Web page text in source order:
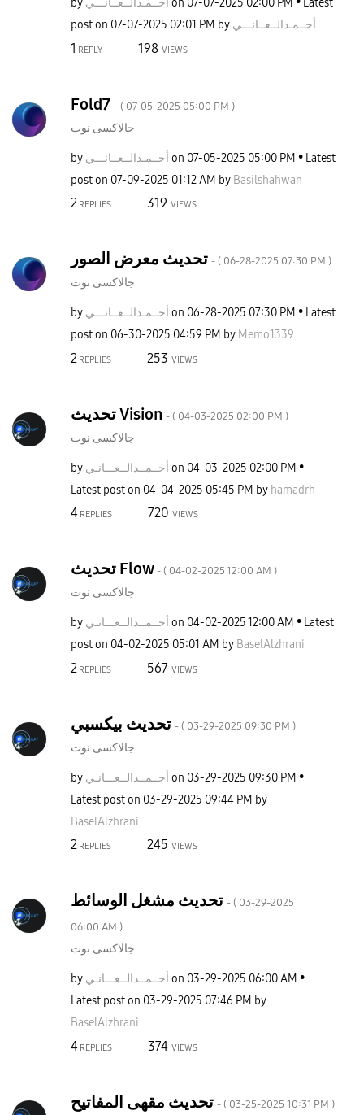
by أحــمـدالــعــانـــي on ‎07-07-2025 02:00 PM
Latest
post on ‎07-07-2025 02:01 PM by أحــمـدالــعــانـــي
1 REPLY 198 VIEWS
Fold7 - ( ‎07-05-2025 05:00 PM )
جالاكسى نوت
by أحــمـدالــعــانـــي on ‎07-05-2025 05:00 PM
Latest
post on ‎07-09-2025 01:12 AM by Basilshahwan
2REPLIES 319 VIEWS
تحديث معرض الصور - ( ‎06-28-2025 07:30 PM )
جالاكسى نوت
by أحــمـدالــعــانـــي on ‎06-28-2025 07:30 PM
Latest
post on ‎06-30-2025 04:59 PM by Memo1339
2 REPLIES 253 VIEWS
تحديث Vision - ( ‎04-03-2025 02:00 PM )
جالاكسى نوت
by أحــمــدالــعـــانـي on ‎04-03-2025 02:00 PM
Latest post on ‎04-04-2025 05:45 PM by hamadrh
4REPLIES 720 VIEWS
تحديث Flow- ( ‎04-02-202512:00 AM )
جالاكسى نوت
by أحــمــدالــعـــانـي on ‎04-02-202512:00 AM
Latest
post on ‎04-02-2025 05:01 AM by BaselAlzhrani
2 REPLIES 567 VIEWS
تحديث بيكسبي - ( ‎03-29-2025 09:30 PM )
جالاكسى نوت
by أحــمــدالــعـــانـي on ‎03-29-2025 09:30 PM
Latest post on ‎03-29-2025 09:44 PM by
BaselAlzhrani
2REPLIES 245 VIEWS
تحديث مشغل الوسائط - ( ‎03-29-2025
06:00 AM )
جالاكسى نوت
by أحــمــدالــعـــانـي on ‎03-29-2025 06:00 AM
Latest post on ‎03-29-2025 07:46 PM by
BaselAlzhrani
4REPLIES 374 VIEWS
تحديث مقهى المفاتيح - ( ‎03-25-2025 10:31 PM )